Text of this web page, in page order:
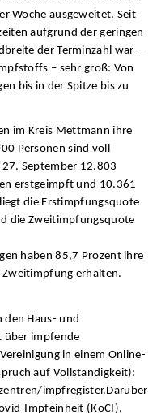
Woche ausgeweitet. Seit
aufgrund der geringen
der Terminzahl war –
– sehr groß: Von
bis in der Spitze bis zu
im Kreis Mettmann ihre
Personen sind voll
September 12.803
erstgeimpft und 10.361
die Erstimpfungsquote
die Zweitimpfungsquote
haben 85,7 Prozent ihre
erhalten.
den Haus- und
über impfende
in einem Online-
auf Vollständigkeit):
impfregister.Darüber
Impfeinheit (KoCI),